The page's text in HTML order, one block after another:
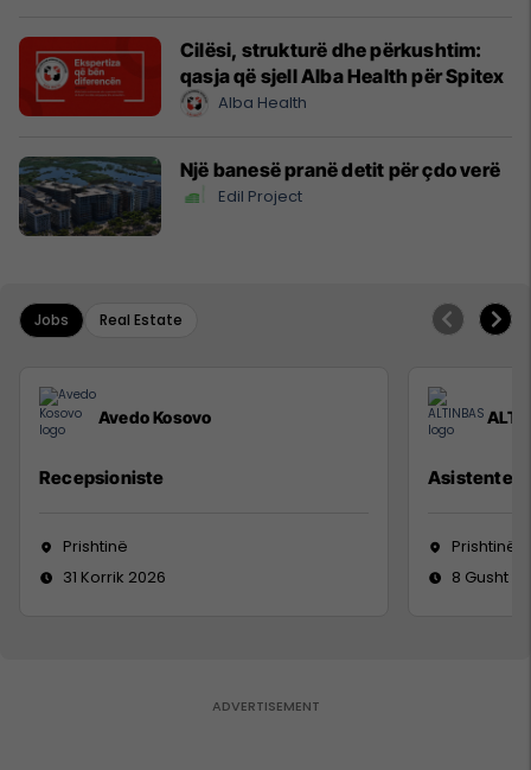
Cilësi, strukturë dhe përkushtim:
qasja që sjell Alba Health për Spitex
Alba Health
Një banesë pranë detit për çdo verë
Edil Project
Jobs Real Estate
Avedo Kosovo
Recepsioniste
Prishtinë
31 Korrik 2026
Asistente
Prishtinë
8 Gusht